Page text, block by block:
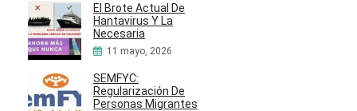
El Brote Actual De
Hantavirus Y La
Necesaria
11 mayo, 2026
SEMFYC:
Regularización De
Personas Migrantes